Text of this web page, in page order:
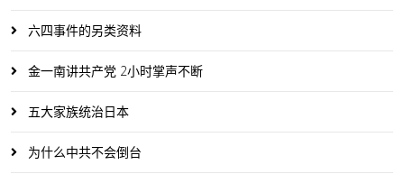
六四事件的另类资料
金一南讲共产党 2小时掌声不断
五大家族统治日本
为什么中共不会倒台